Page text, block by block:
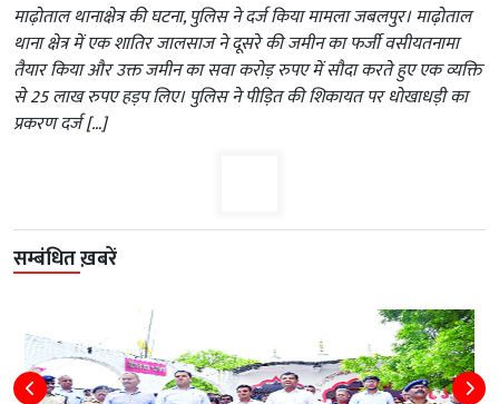
माढ़ोताल थानाक्षेत्र की घटना, पुलिस ने दर्ज किया मामला जबलपुर। माढ़ोताल
थाना क्षेत्र में एक शातिर जालसाज ने दूसरे की जमीन का फर्जी वसीयतनामा
तैयार किया और उक्त जमीन का सवा करोड़ रुपए में सौदा करते हुए एक व्यक्ति
से 25 लाख रुपए हड़प लिए। पुलिस ने पीड़ित की शिकायत पर धोखाधड़ी का
प्रकरण दर्ज […]
सम्बंधित ख़बरें